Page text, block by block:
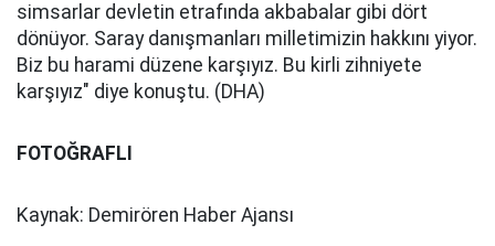
simsarlar devletin etrafında akbabalar gibi dört
dönüyor. Saray danışmanları milletimizin hakkını yiyor.
Biz bu harami düzene karşıyız. Bu kirli zihniyete
karşıyız" diye konuştu. (DHA)
FOTOĞRAFLI
Kaynak: Demirören Haber Ajansı